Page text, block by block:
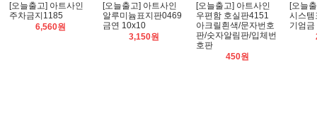
[오늘출고] 아트사인
주차금지1185
6,560원
[오늘출고] 아트사인
알루미늄표지판0469
금연 10x10
3,150원
[오늘출고] 아트사인
우편함 호실판4151
아크릴흰색/문자번호
판/숫자알림판/입체번
호판
450원
[오늘
시스
기엄